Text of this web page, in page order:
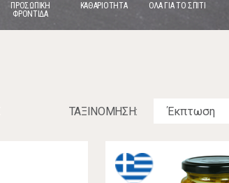
ΠΡΟΣΩΠΙΚΗ
ΦΡΟΝΤΙΔΑ
ΚΑΘΑΡΙΟΤΗΤΑ ΟΛΑ ΓΙΑ ΤΟ ΣΠΙΤΙ
ΤΑΞΙΝOΜΗΣΗ: